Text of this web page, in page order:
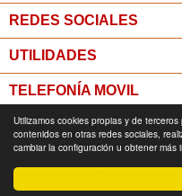
Utilizamos cookies propias y de
contenidos en otras redes sociales,
cambiar la configuración u obtener más
REDES SOCIALES
UTILIDADES
TELEFONÍA MOVIL
MICROPOST
© Todos los derechos reservados -